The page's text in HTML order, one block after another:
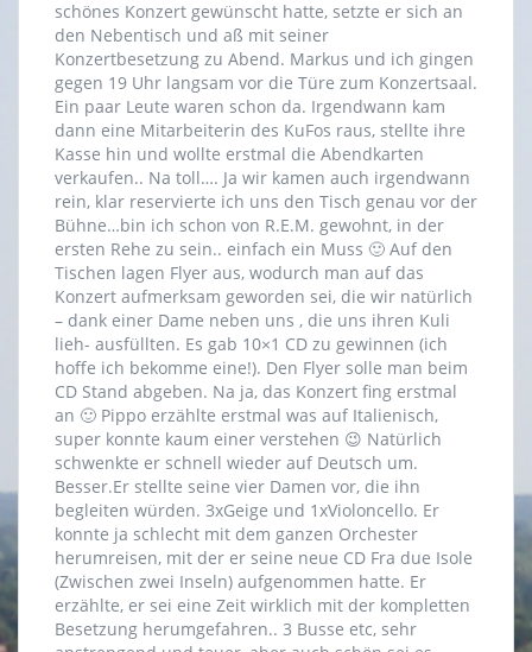
schönes Konzert gewünscht hatte, setzte er sich an
den Nebentisch und aß mit seiner
Konzertbesetzung zu Abend. Markus und ich gingen
gegen 19 Uhr langsam vor die Türe zum Konzertsaal.
Ein paar Leute waren schon da. Irgendwann kam
dann eine Mitarbeiterin des KuFos raus, stellte ihre
Kasse hin und wollte erstmal die Abendkarten
verkaufen.. Na toll…. Ja wir kamen auch irgendwann
rein, klar reservierte ich uns den Tisch genau vor der
Bühne…bin ich schon von R.E.M. gewohnt, in der
ersten Rehe zu sein.. einfach ein Muss 🙂 Auf den
Tischen lagen Flyer aus, wodurch man auf das
Konzert aufmerksam geworden sei, die wir natürlich
– dank einer Dame neben uns , die uns ihren Kuli
lieh- ausfüllten. Es gab 10×1 CD zu gewinnen (ich
hoffe ich bekomme eine!). Den Flyer solle man beim
CD Stand abgeben. Na ja, das Konzert fing erstmal
an 🙂 Pippo erzählte erstmal was auf Italienisch,
super konnte kaum einer verstehen 😉 Natürlich
schwenkte er schnell wieder auf Deutsch um.
Besser.Er stellte seine vier Damen vor, die ihn
begleiten würden. 3xGeige und 1xVioloncello. Er
konnte ja schlecht mit dem ganzen Orchester
herumreisen, mit der er seine neue CD Fra due Isole
(Zwischen zwei Inseln) aufgenommen hatte. Er
erzählte, er sei eine Zeit wirklich mit der kompletten
Besetzung herumgefahren.. 3 Busse etc, sehr